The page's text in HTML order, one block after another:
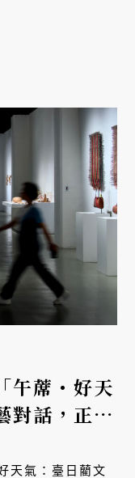
午蓆・好天
對話，正在
天氣：臺日藺文